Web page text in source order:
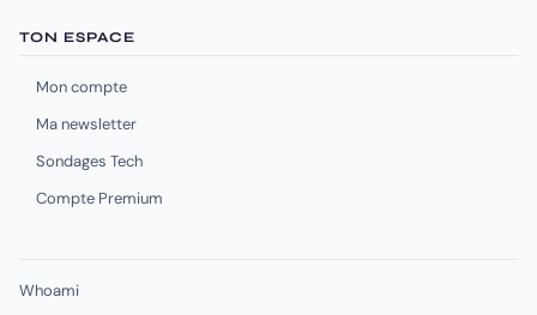
TON ESPACE
Mon compte
Ma newsletter
Sondages Tech
Compte Premium
Whoami